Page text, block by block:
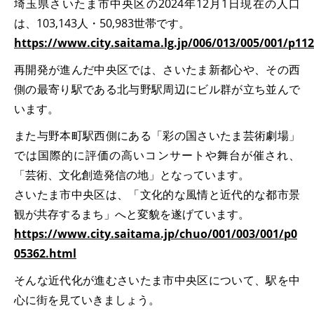
埼玉県さいたま市中央区の2024年12月1日現在の人口
は、103,143人・50,983世帯です。
https://www.city.saitama.lg.jp/006/013/005/001/
再開発が進んだ中央区では、さいたま新都心や、その西
側の最寄り駅である北与野駅周辺にビル群が立ち並んで
います。
また与野本町駅西側にある「彩の国さいたま芸術劇場」
では国際的に評価の高いコンサートや舞台が催され、
「芸術、文化創造発信の地」となっています。
さいたま市中央区は、「文化的な風情と近代的な都市景
観が共存するまち」へと変貌を遂げています。
https://www.city.saitama.jp/chuo/001/003/001/p0
05362.html
そんな近代化が進むさいたま市中央区について、駅を中
心に街を見ていきましょう。